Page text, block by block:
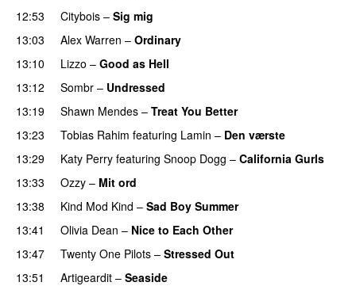
12:53
Citybois – Sig mig
13:03
Alex Warren – Ordinary
13:10
Lizzo – Good as Hell
13:12 Sombr – Undressed
13:19 Shawn Mendes – Treat You Better
13:23
Tobias Rahim featuring Lamin – Den værste
13:29
Katy Perry featuring Snoop Dogg – California Gurls
13:33
Ozzy – Mit ord
13:38
Kind Mod Kind – Sad Boy Summer
13:41
Olivia Dean – Nice to Each Other
13:47
Twenty One Pilots – Stressed Out
13:51 Artigeardit – Seaside